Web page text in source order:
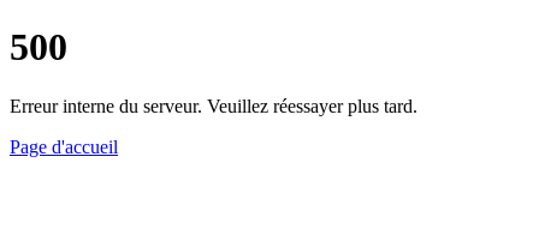
500
Erreur interne du serveur. Veuillez réessayer plus tard.
Page d'accueil